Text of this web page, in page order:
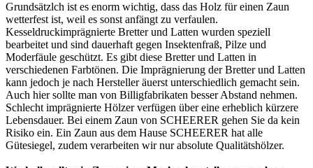
Grundsätzlch ist es enorm wichtig, dass das Holz für einen Zaun
wetterfest ist, weil es sonst anfängt zu verfaulen.
Kesseldruckimprägnierte Bretter und Latten wurden speziell
bearbeitet und sind dauerhaft gegen Insektenfraß, Pilze und
Moderfäule geschützt. Es gibt diese Bretter und Latten in
verschiedenen Farbtönen. Die Imprägnierung der Bretter und Latten
kann jedoch je nach Hersteller äuerst unterschiedlich gemacht sein.
Auch hier sollte man von Billigfabrikaten besser Abstand nehmen.
Schlecht imprägnierte Hölzer verfügen über eine erheblich kürzere
Lebensdauer. Bei einem Zaun von SCHEERER gehen Sie da kein
Risiko ein. Ein Zaun aus dem Hause SCHEERER hat alle
Gütesiegel, zudem verarbeiten wir nur absolute Qualitätshölzer.